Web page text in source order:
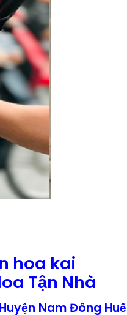
hoa kai
Tận Nhà
Nam Đông Huế